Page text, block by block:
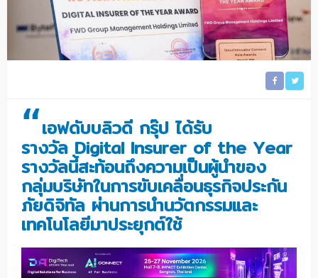
“เอฟดับบลิวดี กรุ๊ป ได้รับ
รางวัลDigital Insurer of the Year
รางวัลนี้สะท้อนถึงความเป็นผู้นำของ
กลุ่มบริษัทในการขับเคลื่อนธุรกิจประกัน
ภัยดิจิทัล ผ่านการนำนวัตกรรมและ
เทคโนโลยีมาประยุกต์ใช้